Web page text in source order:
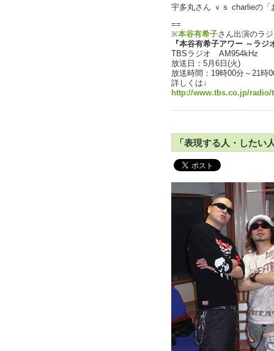
宇多丸さん ｖｓ charlieの「
==
※本谷有希子さん出演のラ
『本谷有希子アワー ～ラ
TBSラジオ AM954kHz
放送日：5月6日(火)
放送時間：19時00分～21時
詳しくは↓
http://www.tbs.co.jp/radio/
「表現する人・したい